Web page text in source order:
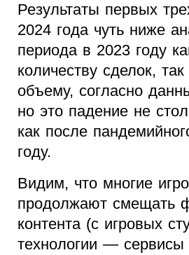
Результаты первых
2024 года чуть ниже
периода в 2023 году
количеству сделок,
объему, согласно
но это падение не
как после
году.
Видим, что многие
продолжают смещать
контента (с игровых
технологии —